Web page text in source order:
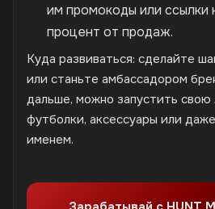
им промокоды или ссылки
процент от продаж.
Куда развиваться: сделайте
или станьте амбассадором
дальше, можно запустить свою
футболки, аксессуары или
именем.